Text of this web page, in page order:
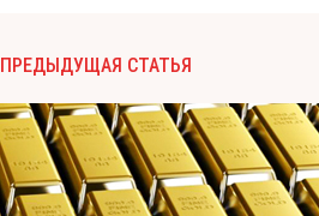
ПРЕДЫДУЩАЯ СТАТЬЯ